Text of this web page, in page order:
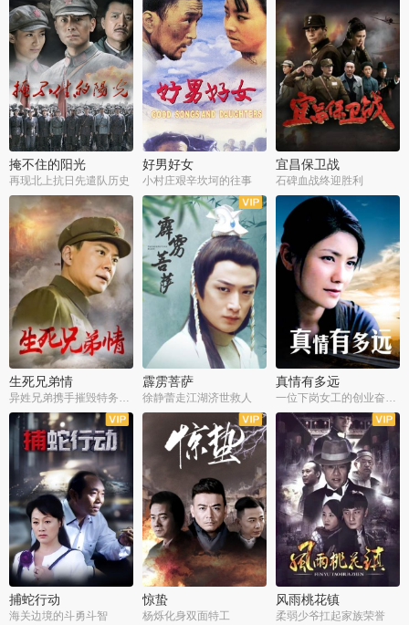
掩不住的阳光
再现北上抗日先遣队历史
好男好女
小村庄艰辛坎坷的往事
宜昌保卫战
石碑血战终迎胜利
全37集
生死兄弟情
异姓兄弟携手摧毁特务阴谋
全40集
霹雳菩萨
徐静蕾走江湖济世救人
全25集
真情有多远
一位下岗女工的创业奋斗史
全22集
捕蛇行动
海关边境的斗勇斗智
全39集
惊蛰
杨烁化身双面特工
全36集
风雨桃花镇
柔弱少爷扛起家族荣誉